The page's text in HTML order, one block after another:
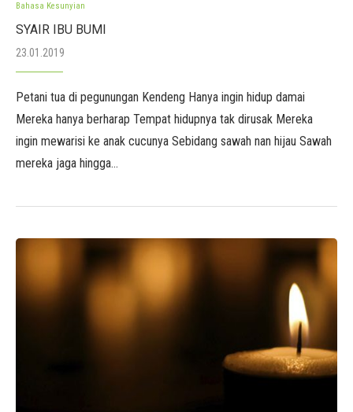
Bahasa Kesunyian
SYAIR IBU BUMI
23.01.2019
Petani tua di pegunungan Kendeng Hanya ingin hidup damai
Mereka hanya berharap Tempat hidupnya tak dirusak Mereka
ingin mewarisi ke anak cucunya Sebidang sawah nan hijau Sawah
mereka jaga hingga…